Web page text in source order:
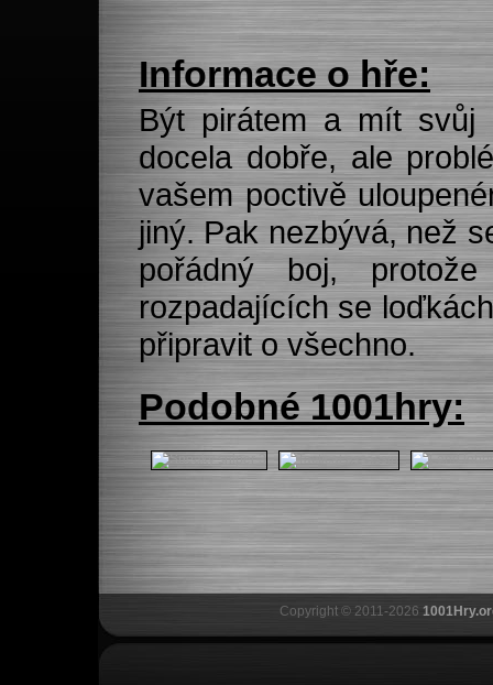
Informace o hře:
Být pirátem a mít svůj
docela dobře, ale
vašem poctivě
jiný. Pak nezbývá, než
pořádný boj,
rozpadajících se
připravit o všechno.
Podobné 1001hry:
Copyright © 2011-2026